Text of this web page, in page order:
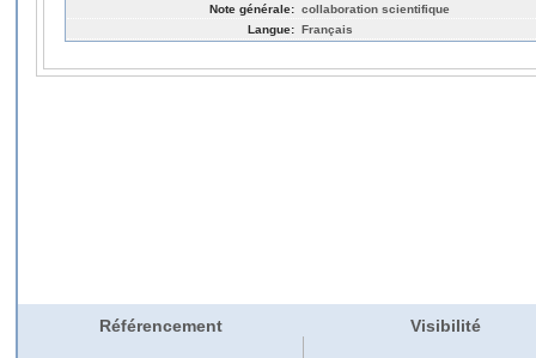
Note générale: collaboration scientifique
Langue: Français
Référencement Visibilité